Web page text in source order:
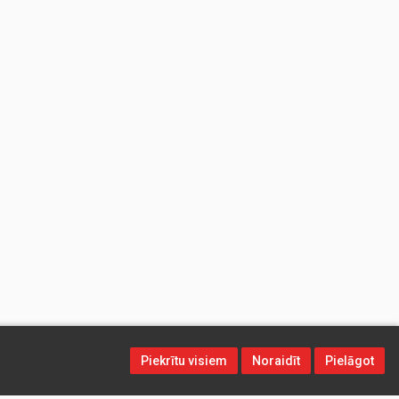
Piekrītu visiem Noraidīt Pielāgot